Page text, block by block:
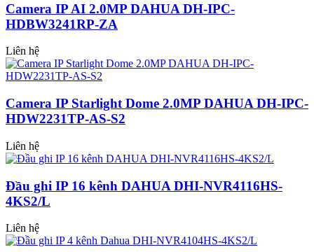
Camera IP AI 2.0MP DAHUA DH-IPC-
HDBW3241RP-ZA
Liên hệ
Camera IP Starlight Dome 2.0MP DAHUA DH-IPC-
HDW2231TP-AS-S2
Liên hệ
Đầu ghi IP 16 kênh DAHUA DHI-NVR4116HS-
4KS2/L
Liên hệ